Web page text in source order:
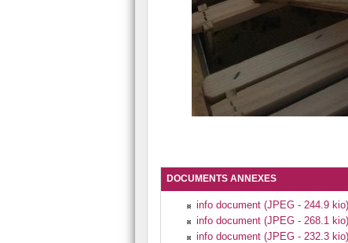
DOCUMENTS ANNEXES
info document (JPEG - 244.9 kio)
info document (JPEG - 268.1 kio)
info document (JPEG - 232.3 kio)